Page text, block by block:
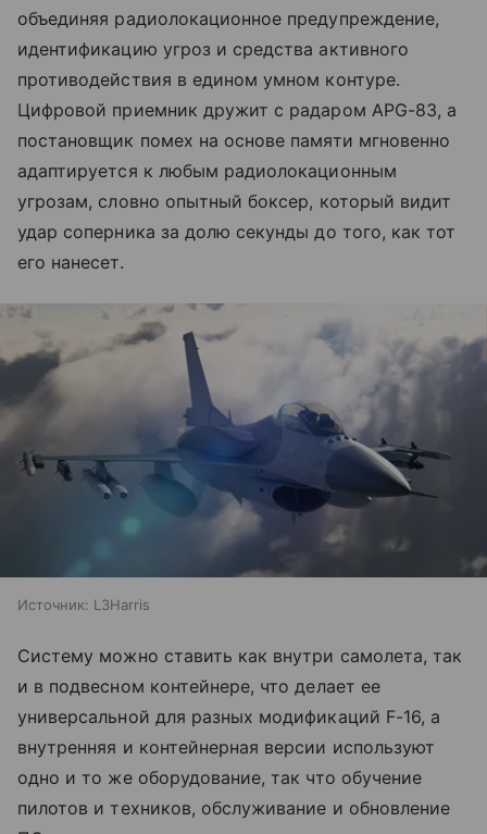
объединяя радиолокационное предупреждение,
идентификацию угроз и средства активного
противодействия в едином умном контуре.
Цифровой приемник дружит с радаром APG-83, а
постановщик помех на основе памяти мгновенно
адаптируется к любым радиолокационным
угрозам, словно опытный боксер, который видит
удар соперника за долю секунды до того, как тот
его нанесет.
Источник: L3Harris
Систему можно ставить как внутри самолета, так
и в подвесном контейнере, что делает ее
универсальной для разных модификаций F-16, а
внутренняя и контейнерная версии используют
одно и то же оборудование, так что обучение
пилотов и техников, обслуживание и обновление